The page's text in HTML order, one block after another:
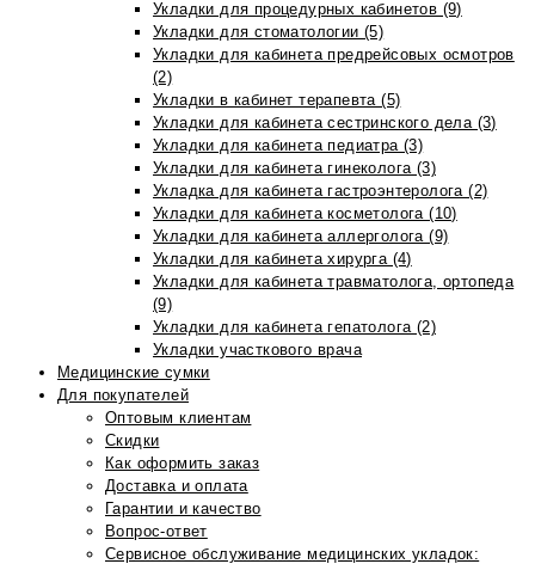
Укладки для процедурных кабинетов (9)
Укладки для стоматологии (5)
Укладки для кабинета предрейсовых осмотров
(2)
Укладки в кабинет терапевта (5)
Укладки для кабинета сестринского дела (3)
Укладки для кабинета педиатра (3)
Укладки для кабинета гинеколога (3)
Укладка для кабинета гастроэнтеролога (2)
Укладки для кабинета косметолога (10)
Укладки для кабинета аллерголога (9)
Укладки для кабинета хирурга (4)
Укладки для кабинета травматолога, ортопеда
(9)
Укладки для кабинета гепатолога (2)
Укладки участкового врача
Медицинские сумки
Для покупателей
Оптовым клиентам
Скидки
Как оформить заказ
Доставка и оплата
Гарантии и качество
Вопрос-ответ
Сервисное обслуживание медицинских укладок: